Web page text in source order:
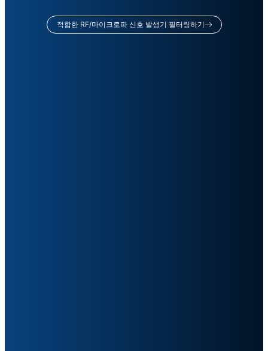
적합한 RF/마이크로파 신호 발생기 필터링하기